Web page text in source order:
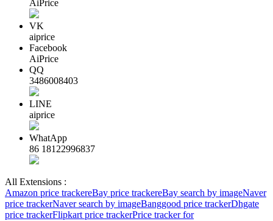
AiPrice
VK
aiprice
Facebook
AiPrice
QQ
3486008403
LINE
aiprice
WhatApp
86 18122996837
All Extensions :
Amazon price trackereBay price trackereBay search by imageNaver
price trackerNaver search by imageBanggood price trackerDhgate
price trackerFlipkart price trackerPrice tracker for